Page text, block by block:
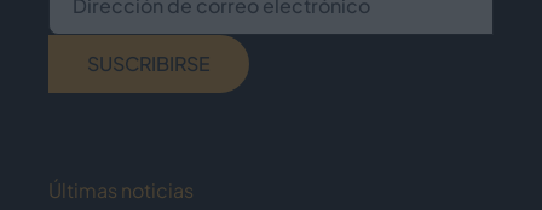
Dirección de correo electrónico
SUSCRIBIRSE
Últimas noticias